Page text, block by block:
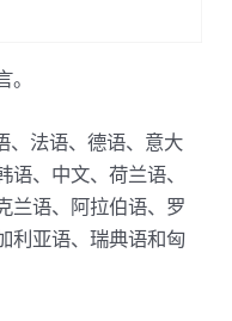
、法语、德语、意大
、中文、荷兰语、
兰语、阿拉伯语、罗
利亚语、瑞典语和匈